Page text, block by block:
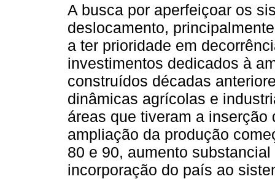
A busca por aperfeiçoar os
deslocamento,
a ter prioridade em
investimentos dedicados à
construídos décadas
dinâmicas agrícolas e
áreas que tiveram a
ampliação da produção
80 e 90, aumento
incorporação do país ao